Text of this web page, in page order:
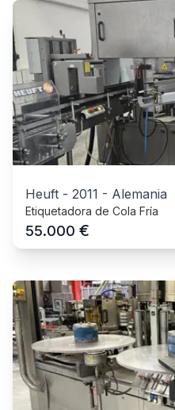
Heuft - 2011 - Alemania
Etiquetadora de Cola Fría
55.000 €